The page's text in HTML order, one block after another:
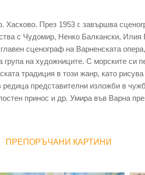
Хасково. През 1953 г. завършва
с Чудомир, Ненко Балкански, Илия
сценограф на Варненската
група на художниците. С морските си
традиция в този жанр, като
представителни изложби в
принос и др. Умира във Варна
ПРЕПОРЪЧАНИ КАРТИНИ